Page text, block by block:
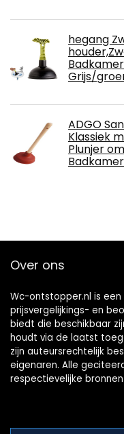
hegang
Grijs/
ADGO
Klassiek
Plunjer
Over ons
Wc-ontstopper.nl is
prijsvergelijkings- en
biedt die beschikbaar
houdt via de laatst
zijn auteursrechtelijk
eigenaren. Alle
respectievelijke bronnen.